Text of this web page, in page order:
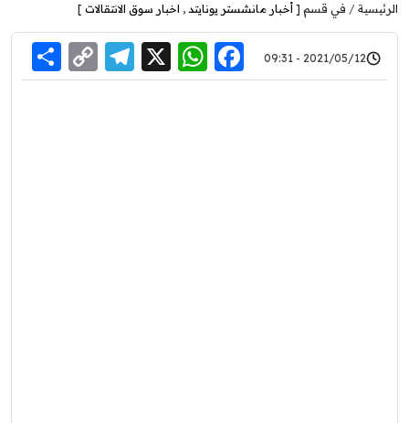
الرئيسية في قسم [ أخبار مانشستر يونايتد , اخبار سوق الانتقالات ]
2021/05/12 - 09:31
Facebook
WhatsApp
X
Link